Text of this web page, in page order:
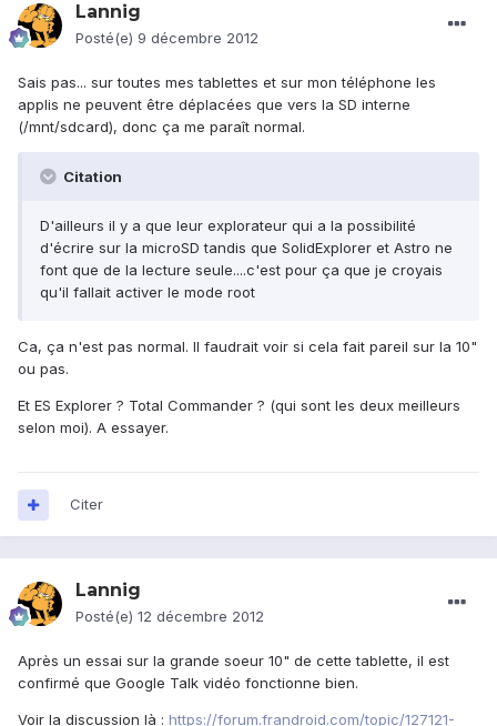
Lannig
Posté(e) 9 décembre 2012
Sais pas... sur toutes mes tablettes et sur mon téléphone les
applis ne peuvent être déplacées que vers la SD interne
(/mnt/sdcard), donc ça me paraît normal.
Citation
D'ailleurs il y a que leur explorateur qui a la possibilité
d'écrire sur la microSD tandis que SolidExplorer et Astro ne
font que de la lecture seule....c'est pour ça que je croyais
qu'il fallait activer le mode root
Ca, ça n'est pas normal. Il faudrait voir si cela fait pareil sur la 10"
ou pas.
Et ES Explorer ? Total Commander ? (qui sont les deux meilleurs
selon moi). A essayer.
Citer
Lannig
Posté(e) 12 décembre 2012
Après un essai sur la grande soeur 10" de cette tablette, il est
confirmé que Google Talk vidéo fonctionne bien.
Voir la discussion là : https://forum.frandroid.com/topic/127121-